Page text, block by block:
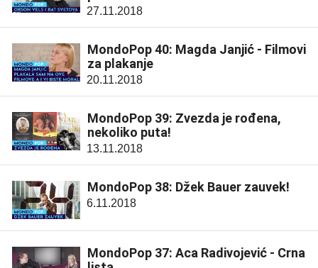
27.11.2018
MondoPop 40: Magda Janjić - Filmovi
za plakanje
20.11.2018
MondoPop 39: Zvezda je rođena,
nekoliko puta!
13.11.2018
MondoPop 38: Džek Bauer zauvek!
6.11.2018
MondoPop 37: Aca Radivojević - Crna